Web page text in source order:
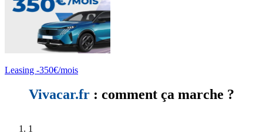
Leasing -350€/mois
Vivacar.fr : comment ça marche ?
1